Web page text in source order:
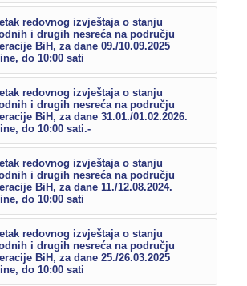
redovnog izvještaja o stanju
i drugih nesreća na području
BiH, za dane 09./10.09.2025
do 10:00 sati
redovnog izvještaja o stanju
i drugih nesreća na području
BiH, za dane 31.01./01.02.2026.
do 10:00 sati.-
redovnog izvještaja o stanju
i drugih nesreća na području
BiH, za dane 11./12.08.2024.
do 10:00 sati
redovnog izvještaja o stanju
i drugih nesreća na području
BiH, za dane 25./26.03.2025
do 10:00 sati